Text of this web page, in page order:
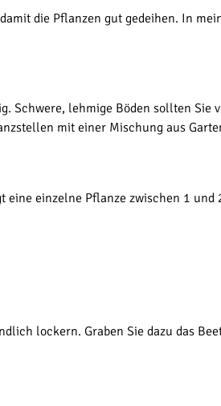
die Pflanzen gut gedeihen. In
Schwere, lehmige Böden sollten
mit einer Mischung aus
einzelne Pflanze zwischen 1
lockern. Graben Sie dazu das